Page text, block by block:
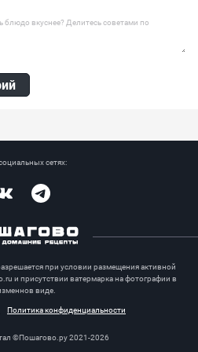
сетях:
при условии размещения активной
и присутствии ватермарка на фотографии в
виде.
Политика конфиденциальности
©Пошагово.ру 2021-2026